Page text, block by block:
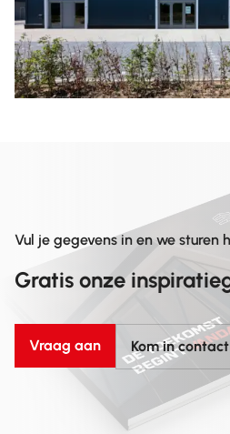
Vul je gegevens in en we sturen
Gratis onze
Vraag aan Kom in contact